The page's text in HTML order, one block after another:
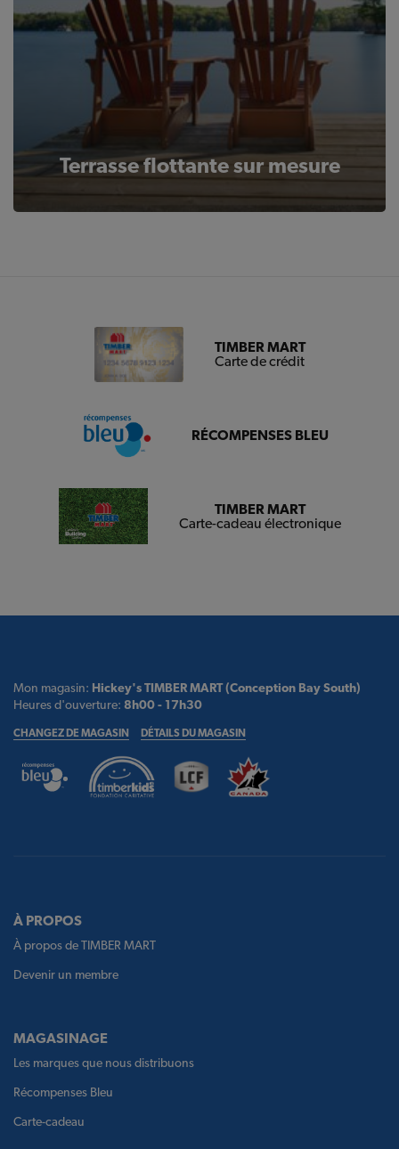
Terrasse flottante sur mesure
TIMBER MART
Carte de crédit
RÉCOMPENSES BLEU
TIMBER MART
Carte-cadeau électronique
Mon magasin: Hickey's TIMBER MART (Conception Bay South)
Heures d'ouverture: 8h00 - 17h30
CHANGEZ DE MAGASIN DÉTAILS DU MAGASIN
À PROPOS
À propos de TIMBER MART
Devenir un membre
MAGASINAGE
Les marques que nous distribuons
Récompenses Bleu
Carte-cadeau